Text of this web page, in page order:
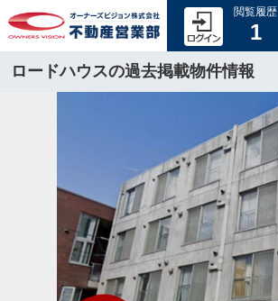
閲覧履歴
1
ロードハウスの過去掲載物件情報